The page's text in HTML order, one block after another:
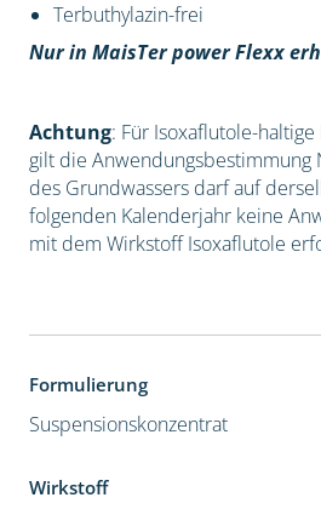
Terbuthylazin-frei
Nur in MaisTer power Flexx
Achtung: Für Isoxaflutole-
gilt die Anwendungsbestimmung
des Grundwassers darf auf
folgenden Kalenderjahr keine
mit dem Wirkstoff Isoxaflutole
Formulierung
Suspensionskonzentrat
Wirkstoff